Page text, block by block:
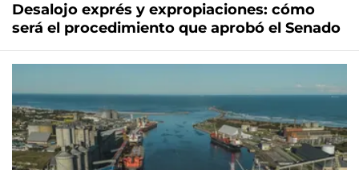
Desalojo exprés y expropiaciones: cómo
será el procedimiento que aprobó el Senado